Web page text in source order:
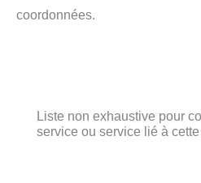
coordonnées.
Liste non exhaustive pour
service ou service lié à